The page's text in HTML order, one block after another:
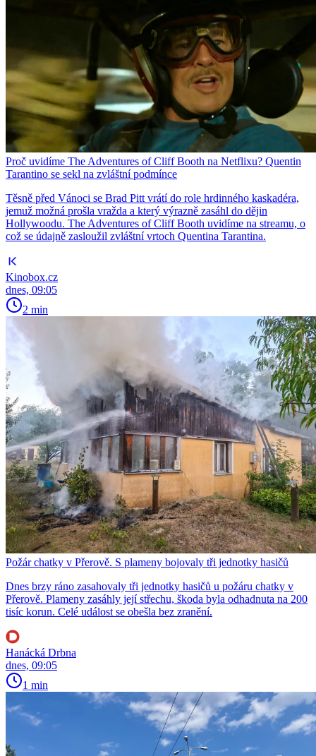
Proč uvidíme The Adventures of Cliff Booth na Netflixu? Quentin
Tarantino se sekl na zvláštní podmínce
Těsně před Vánoci se Brad Pitt vrátí do role hrdinného kaskadéra,
jemuž možná prošla vražda a který výrazně zasáhl do dějin
Hollywoodu. The Adventures of Cliff Booth uvidíme na streamu, o
což se údajně zasloužil zvláštní vrtoch Quentina Tarantina.
Kinobox.cz
dnes, 09:05
2 min
Požár chatky v Přerově. S plameny bojovaly tři jednotky hasičů
Dnes brzy ráno zasahovaly tři jednotky hasičů u požáru chatky v
Přerově. Plameny zasáhly její střechu, škoda byla odhadnuta na 200
tisíc korun. Celé událost se obešla bez zranění.
Hanácká Drbna
dnes, 09:05
1 min